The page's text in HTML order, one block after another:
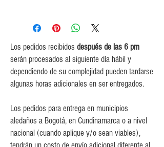
iguales o mayores a $350,000.
$5,000 para pedidos entre
$150,000 y $349,999.
$10,000 para pedidos entre
$80,000 y $149,999.
$15,000 para pedidos menores de
$80,000
Los pedidos recibidos después de las 6 pm
serán procesados al siguiente día hábil y
dependiendo de su complejidad pueden tardarse
algunas horas adicionales en ser entregados.
Los pedidos para entrega en municipios
aledaños a Bogotá, en Cundinamarca o a nivel
nacional (cuando aplique y/o sean viables),